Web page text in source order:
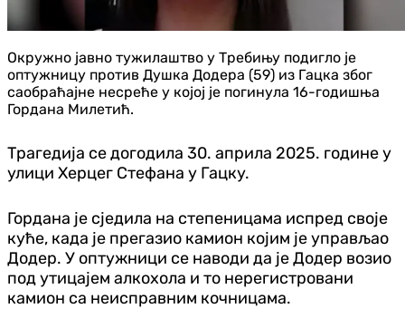
Окружно јавно тужилаштво у Требињу подигло је
оптужницу против Душка Додера (59) из Гацка због
саобраћајне несреће у којој је погинула 16-годишња
Гордана Милетић.
Трагедија се догодила 30. априла 2025. године у
улици Херцег Стефана у Гацку.
Гордана је сједила на степеницама испред своје
куће, када је прегазио камион којим је управљао
Додер. У оптужници се наводи да је Додер возио
под утицајем алкохола и то нерегистровани
камион са неисправним кочницама.